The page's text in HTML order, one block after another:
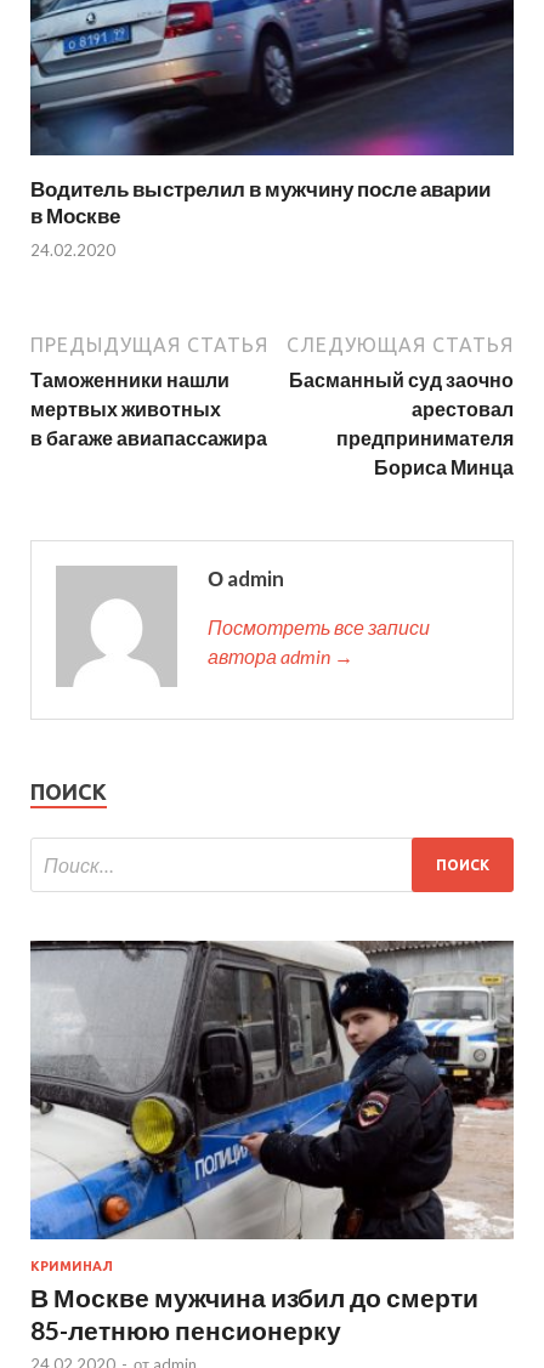
Водитель выстрелил в мужчину после аварии
в Москве
24.02.2020
ПРЕДЫДУЩАЯ СТАТЬЯ
Таможенники нашли
мертвых животных
в багаже авиапассажира
СЛЕДУЮЩАЯ СТАТЬЯ
Басманный суд заочно
арестовал
предпринимателя
Бориса Минца
О admin
Посмотреть все записи
автора admin →
ПОИСК
КРИМИНАЛ
В Москве мужчина избил до смерти
85-летнюю пенсионерку